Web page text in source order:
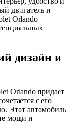
двигатель и
Orlando
дизайн и
Orlando придает
с его
Этот автомобиль
мощи и